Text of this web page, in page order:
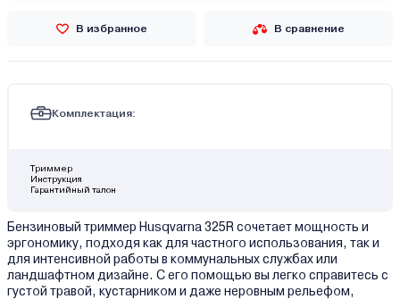
В избранное В сравнение
Комплектация:
Триммер
Инструкция
Гарантийный талон
Бензиновый триммер Husqvarna 325R сочетает мощность и
эргономику, подходя как для частного использования, так и
для интенсивной работы в коммунальных службах или
ландшафтном дизайне. С его помощью вы легко справитесь с
густой травой, кустарником и даже неровным рельефом,